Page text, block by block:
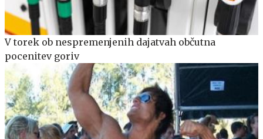
V torek ob nespremenjenih dajatvah občutna
pocenitev goriv